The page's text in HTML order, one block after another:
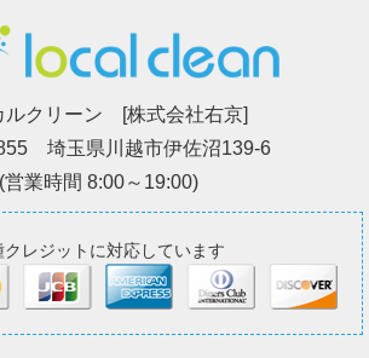
ルクリーン [株式会社右京]
埼玉県川越市伊佐沼139-6
(営業時間 8:00～19:00)
クレジットに対応しています